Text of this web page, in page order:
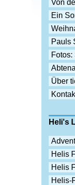
Von
Ein
Pauls
Über
Heli's
Helis
Helis
Helis-